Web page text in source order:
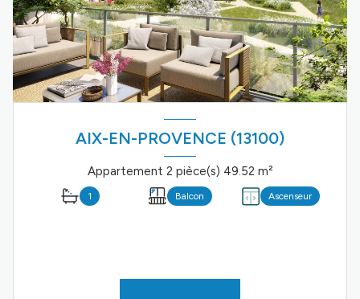
AIX-EN-PROVENCE (13100)
Appartement 2 pièce(s) 49.52 m²
1 Balcon Ascenseur